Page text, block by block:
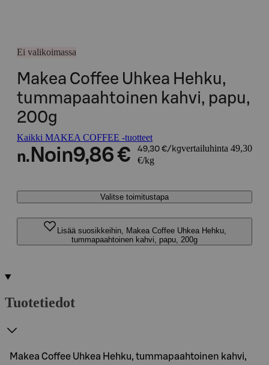
Ei valikoimassa
Makea Coffee Uhkea Hehku,
tummapaahtoinen kahvi, papu,
200g
Kaikki MAKEA COFFEE -tuotteet
n. Noin9,86 € 49,30 €/kgvertailuhinta 49,30
€/kg
Valitse toimitustapa
Lisää suosikkeihin, Makea Coffee Uhkea Hehku,
tummapaahtoinen kahvi, papu, 200g
Tuotetiedot
Makea Coffee Uhkea Hehku, tummapaahtoinen kahvi,